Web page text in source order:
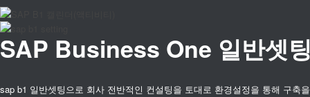
SAP Business One 일반셋
sap b1 일반셋팅으로 회사 전반적인 컨설팅을 토대로 환경설정을 통해 구축